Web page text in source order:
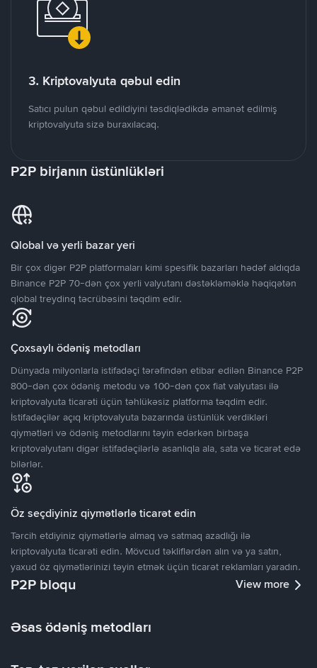
3. Kriptovalyuta qəbul edin
Satıcı pulun qəbul edildiyini təsdiqlədikdə əmanət edilmiş
kriptovalyuta sizə buraxılacaq.
P2P birjanın üstünlükləri
Qlobal və yerli bazar yeri
Bir çox digər P2P platformaları kimi spesifik bazarları hədəf aldıqda
Binance P2P 70-dən çox yerli valyutanı dəstəkləməklə həqiqətən
qlobal treydinq təcrübəsini təqdim edir.
Çoxsaylı ödəniş metodları
Dünyada milyonlarla istifadəçi tərəfindən etibar edilən Binance P2P
800-dən çox ödəniş metodu və 100-dən çox fiat valyutası ilə
kriptovalyuta ticarəti üçün təhlükəsiz platforma təqdim edir.
İstifadəçilər açıq kriptovalyuta bazarında üstünlük verdikləri
qiymətləri və ödəniş metodlarını təyin edərkən birbaşa
kriptovalyutanı digər istifadəçilərlə asanlıqla ala, sata və ticarət edə
bilərlər.
Öz seçdiyiniz qiymətlərlə ticarət edin
Tərcih etdiyiniz qiymətlərlə almaq və satmaq azadlığı ilə
kriptovalyuta ticarəti edin. Mövcud təkliflərdən alın və ya satın,
yaxud öz qiymətlərinizi təyin etmək üçün ticarət reklamları yaradın.
P2P bloqu View more
Əsas ödəniş metodları